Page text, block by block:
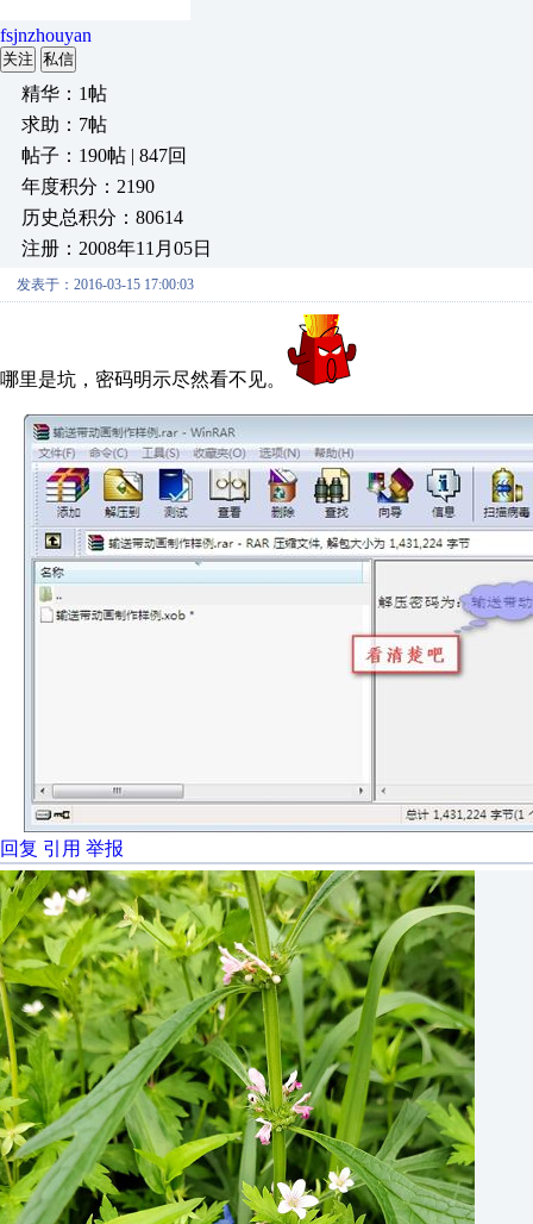
fsjnzhouyan
关注 私信
精华：1帖
求助：7帖
帖子：190帖 | 847回
年度积分：2190
历史总积分：80614
注册：2008年11月05日
发表于：2016-03-15 17:00:03
哪里是坑，密码明示尽然看不见。
回复 引用 举报